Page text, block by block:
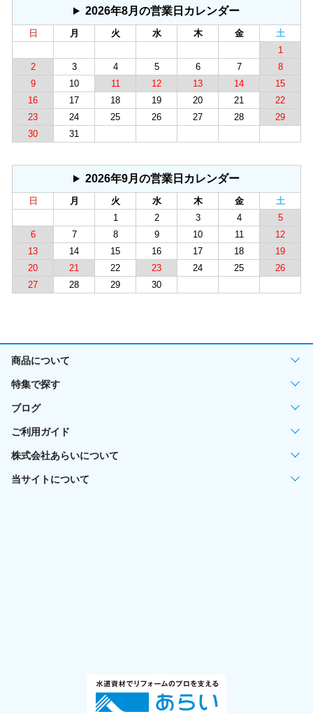
2026年8月の営業日カレンダー
日 月 火 水 木 金
土
1
2
3 4 5 6 7
8
9
10 11 12 13 14
15
16
17 18 19 20 21
22
23
24 25 26 27 28
29
30
31
2026年9月の営業日カレンダー
日 月 火 水 木 金
土
1
2 3 4
5
6
7 8 9 10 11
12
13
14 15 16 17 18
19
20
21 22 23 24 25
26
27
28 29 30
商品について
特集で探す
ブログ
ご利用ガイド
株式会社あらいについて
当サイトについて